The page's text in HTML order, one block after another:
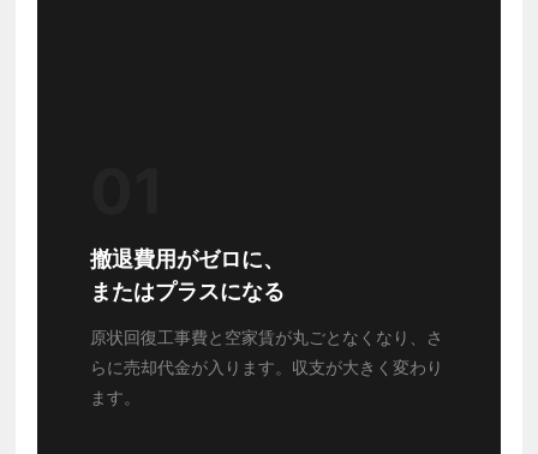
撤退費用がゼロに、
またはプラスになる
原状回復工事費と空家賃が丸ごとなくなり、さ
らに売却代金が入ります。収支が大きく変わり
ます。